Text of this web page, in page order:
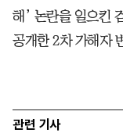
해’ 논란을 일으킨
공개한 2차 가해자
관련 기사